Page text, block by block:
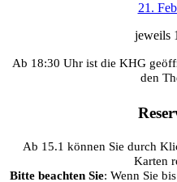
21.
jeweils
Ab 18:30 Uhr ist die KHG
den
Ab 15.1 können Sie durch
Karten
Bitte beachten Sie: Wenn Sie